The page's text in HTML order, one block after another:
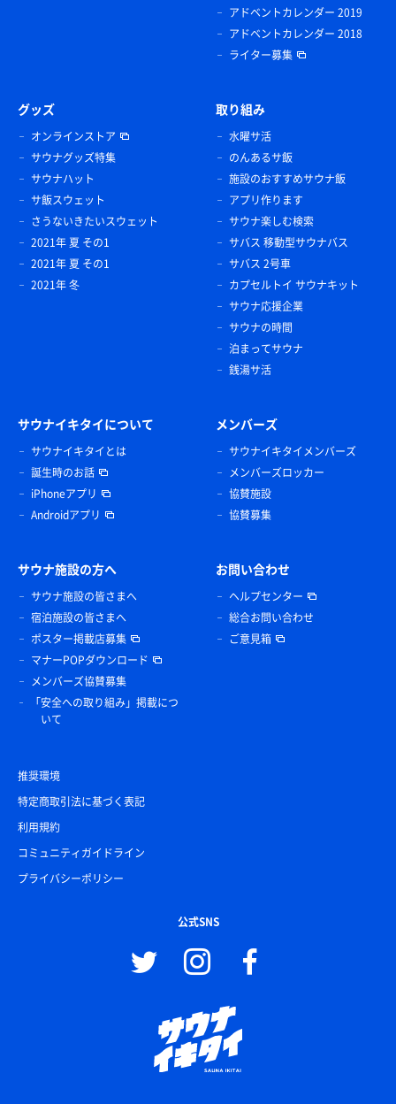
アドベントカレンダー 2019
アドベントカレンダー 2018
ライター募集
グッズ
オンラインストア
サウナグッズ特集
サウナハット
サ飯スウェット
さうないきたいスウェット
2021年 夏 その1
2021年 夏 その1
2021年 冬
取り組み
水曜サ活
のんあるサ飯
施設のおすすめサウナ飯
アプリ作ります
サウナ楽しむ検索
サバス 移動型サウナバス
サバス 2号車
カプセルトイ サウナキット
サウナ応援企業
サウナの時間
泊まってサウナ
銭湯サ活
サウナイキタイについて
サウナイキタイとは
誕生時のお話
iPhoneアプリ
Androidアプリ
メンバーズ
サウナイキタイメンバーズ
メンバーズロッカー
協賛施設
協賛募集
サウナ施設の方へ
サウナ施設の皆さまへ
宿泊施設の皆さまへ
ポスター掲載店募集
マナーPOPダウンロード
メンバーズ協賛募集
「安全への取り組み」掲載につ
いて
お問い合わせ
ヘルプセンター
総合お問い合わせ
ご意見箱
推奨環境
特定商取引法に基づく表記
利用規約
コミュニティガイドライン
プライバシーポリシー
公式SNS